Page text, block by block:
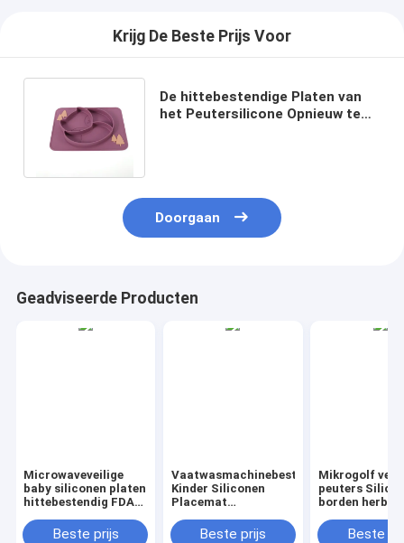
Krijg De Beste Prijs Voor
De hittebestendige Platen van
het Peutersilicone Opnieuw te
Doorgaan
Geadviseerde Producten
Microwaveveilige
baby siliconen platen
hittebestendig FDA
giftigeBeste prijs
Vaatwasmachinebestendige
Kinder Siliconen
Placemat
Duurzaam Antislip
Beste prijs
Mikrogolf
peuters
borden
niet-toxisch
Beste